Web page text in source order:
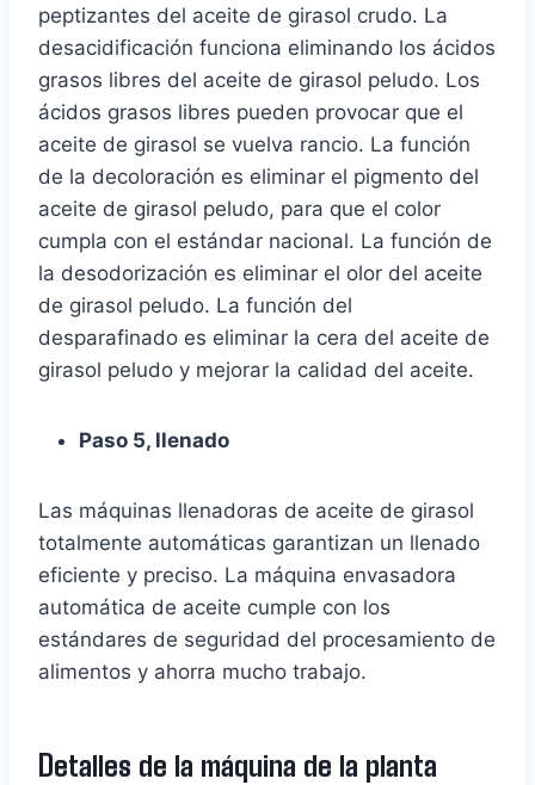
peptizantes del aceite de girasol crudo. La
desacidificación funciona eliminando los ácidos
grasos libres del aceite de girasol peludo. Los
ácidos grasos libres pueden provocar que el
aceite de girasol se vuelva rancio. La función
de la decoloración es eliminar el pigmento del
aceite de girasol peludo, para que el color
cumpla con el estándar nacional. La función de
la desodorización es eliminar el olor del aceite
de girasol peludo. La función del
desparafinado es eliminar la cera del aceite de
girasol peludo y mejorar la calidad del aceite.
Paso 5, llenado
Las máquinas llenadoras de aceite de girasol
totalmente automáticas garantizan un llenado
eficiente y preciso. La máquina envasadora
automática de aceite cumple con los
estándares de seguridad del procesamiento de
alimentos y ahorra mucho trabajo.
Detalles de la máquina de la planta